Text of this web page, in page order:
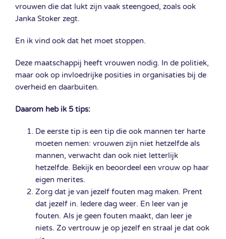
vrouwen die dat lukt zijn vaak steengoed, zoals ook
Janka Stoker zegt.
En ik vind ook dat het moet stoppen.
Deze maatschappij heeft vrouwen nodig. In de politiek,
maar ook op invloedrijke posities in organisaties bij de
overheid en daarbuiten.
Daarom heb ik 5 tips:
De eerste tip is een tip die ook mannen ter harte
moeten nemen: vrouwen zijn niet hetzelfde als
mannen, verwacht dan ook niet letterlijk
hetzelfde. Bekijk en beoordeel een vrouw op haar
eigen merites.
Zorg dat je van jezelf fouten mag maken. Prent
dat jezelf in. Iedere dag weer. En leer van je
fouten. Als je geen fouten maakt, dan leer je
niets. Zo vertrouw je op jezelf en straal je dat ook